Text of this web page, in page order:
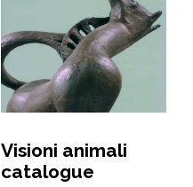
Visioni animali
catalogue